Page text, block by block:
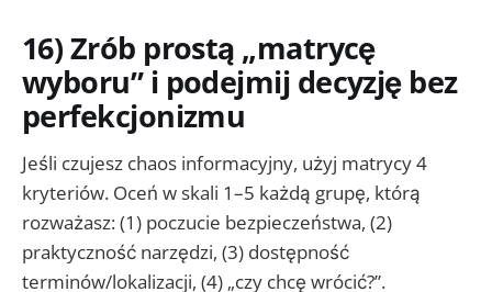
16) Zrób prostą „matrycę
wyboru” i podejmij decyzję bez
perfekcjonizmu
Jeśli czujesz chaos informacyjny, użyj matrycy 4
kryteriów. Oceń w skali 1–5 każdą grupę, którą
rozważasz: (1) poczucie bezpieczeństwa, (2)
praktyczność narzędzi, (3) dostępność
terminów/lokalizacji, (4) „czy chcę wrócić?”.